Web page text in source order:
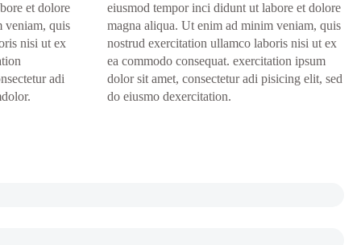
et dolore
veniam, quis
nisi ut ex
adi
eiusmod tempor inci didunt ut labore et dolore
magna aliqua. Ut enim ad minim veniam, quis
nostrud exercitation ullamco laboris nisi ut ex
ea commodo consequat. exercitation ipsum
dolor sit amet, consectetur adi pisicing elit, sed
do eiusmo dexercitation.